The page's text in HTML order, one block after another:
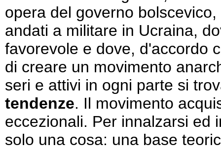
opera del governo
andati a militare in Ucraina,
favorevole e dove, d'accordo
di creare un movimento
seri e attivi in ogni parte si
tendenze. Il movimento
eccezionali. Per innalzarsi ed
solo una cosa: una base